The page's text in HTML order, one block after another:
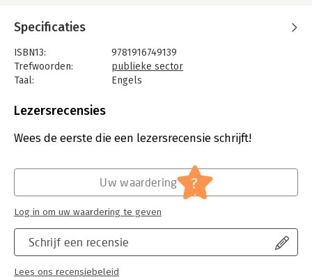
Specificaties
ISBN13:
9781916749139
Trefwoorden:
publieke sector
Taal:
Engels
Beveiliging:
Aantal pagina's:
4
Lezersrecensies
Wees de eerste die een lezersrecensie schrijft!
Schrijf een recensie
Lees ons recensiebeleid
Uw waardering ?
Log in om uw waardering te geven